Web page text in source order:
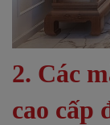
2. Các
cao cấp